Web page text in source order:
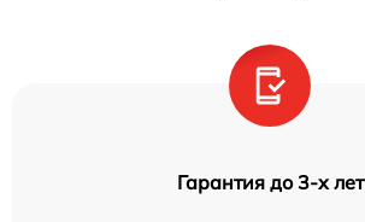
Гарантия до 3-х лет